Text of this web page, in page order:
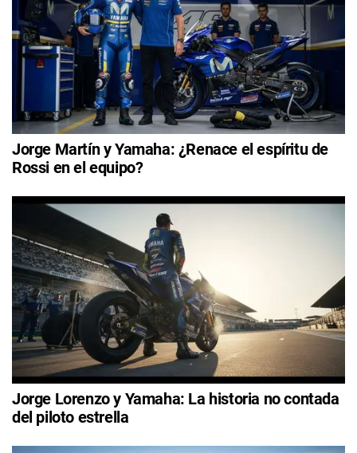
Jorge Martín y Yamaha: ¿Renace el espíritu de
Rossi en el equipo?
Jorge Lorenzo y Yamaha: La historia no contada
del piloto estrella